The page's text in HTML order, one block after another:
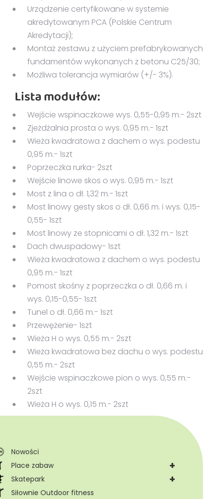
Nowości
+
Place zabaw
+
Skatepark
Siłownie Outdoor fitness
Urządzenie certyfikowane w systemie
akredytowanym PCA (Polskie Centrum
Akredytacji);
Montaż zestawu z użyciem prefabrykowanych
fundamentów wykonanych z betonu C25/30;
Możliwa tolerancja wymiarów (+/- 3%).
Lista modułów:
Wejście wspinaczkowe wys. 0,55-0,95 m.- 2szt
Zjeżdżalnia prosta o wys. 0,95 m.- 1szt
Wieża kwadratowa z dachem o wys. podestu
0,95 m.- 1szt
Poprzeczka rurka- 2szt
Wejście linowe skos o wys. 0,95 m.- 1szt
Most z lina o dł. 1,32 m.- 1szt
Most linowy gesty skos o dł. 0,66 m. i wys. 0,15-
0,55- 1szt
Most linowy ze stopnicami o dł. 1,32 m.- 1szt
Dach dwuspadowy- 1szt
Wieża kwadratowa z dachem o wys. podestu
0,95 m.- 1szt
Pomost skośny z poprzeczka o dł. 0,66 m. i
wys. 0,15-0,55- 1szt
Tunel o dł. 0,66 m.- 1szt
Przewężenie- 1szt
Wieża H o wys. 0,55 m.- 2szt
Wieża kwadratowa bez dachu o wys. podestu
0,55 m.- 2szt
Wejście wspinaczkowe pion o wys. 0,55 m.-
2szt
Wieża H o wys. 0,15 m.- 2szt